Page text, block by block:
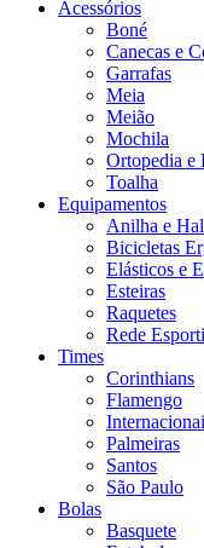
Acessórios
Boné
Canecas e
Garrafas
Meia
Meião
Mochila
Ortopedia e
Toalha
Equipamentos
Anilha e
Bicicletas
Elásticos e
Esteiras
Raquetes
Rede
Times
Corinthians
Flamengo
Palmeiras
Santos
São Paulo
Bolas
Basquete